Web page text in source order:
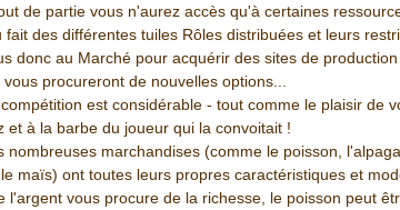
de partie vous n'aurez accès qu'à certaines
fait des différentes tuiles Rôles distribuées et leurs
donc au Marché pour acquérir des sites de
vous procureront de nouvelles options...
est considérable - tout comme le plaisir de
et à la barbe du joueur qui la convoitait !
nombreuses marchandises (comme le poisson,
maïs) ont toutes leurs propres caractéristiques et
l'argent vous procure de la richesse, le poisson peut